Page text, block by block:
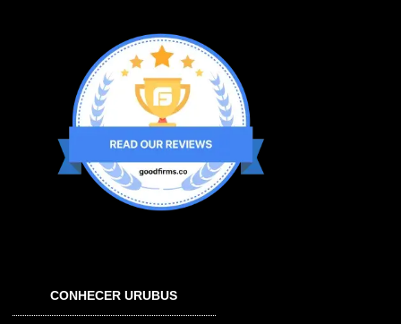
CONHECER URUBUS